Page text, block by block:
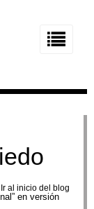
al inicio del blog
en versión